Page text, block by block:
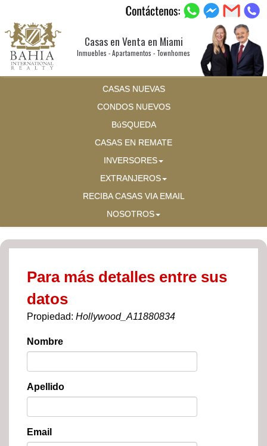
Casas en Venta en Miami
Inmuebles - Apartamentos - Townhomes
CASAS NUEVAS
CONDOS NUEVOS
BúSQUEDA
CASAS EN REMATE
INVERSORES
EXTRANJEROS
RECIBA CASAS VIA EMAIL
NOSOTROS
Para más detalles entre sus
datos
Propiedad: Hollywood_A11880834
Nombre
Apellido
Email